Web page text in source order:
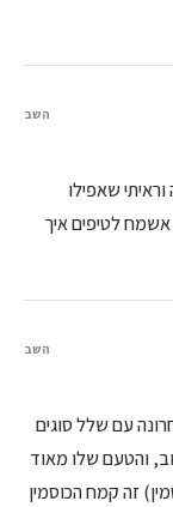
שאפילו
לטיפים איך
השב
עם שלל סוגים
והטעם שלו מאוד
זה קמח הכוסמין
השב